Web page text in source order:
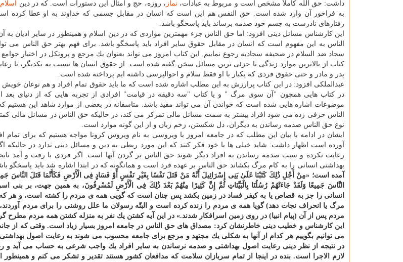
داشت: حق الله كاملاً مشخص است و مربوط به عبادات، نماز ، روزه، حج و امثال این دستورات است. كه در دین اسلام
به فراخور آن وارد شده است. حق النفس هم این است كه انسان در مقابل جسمی كه خداوند به او عطا كرده
رفتارهای نادرست به جسم خود صدمه برساند باید پاسخگو باشد.
این كارشناس مسائل دینی افزود: اما حق الناس جزء مهمترین مواردی كه در دین اسلام و همینطور در سایر ادیان
الناس به این مفهوم است كه انسان در مقابل حقوق سایر افراد باید پاسخگو باشد. برای فهم بهتر حق الناس می
سجاد ضد السلام در صحیفه سجادیه رجوع نماییم. این كتاب امروز می تواند بعنوان یك مرجع و پروتكل در اختیار
كتاب از بالاترین موارد زندگی تا جزئی ترین مسائل سخن گفته شده است. از حقوق انسان ها نسبت به یكدیگر، تا
پدر و مادر و حتی حقوق فردی كه یكبار با او فقط سلام و احوالپرسی داشته ایم پرداخته شده است.
عبدالملكی افزود: در این كتاب پرارزش به این مطلب اشاره شده است كه ما باید حقوق تمام افراد و هم نوعان خویش
در كتاب هایی همچون "آن سوی مرگ " و یا كتاب "سه دقیقه در قیامت" افرادی از تجربه هایی كه از دنیای بعد
موضوعات اشاره هایی شده است كه خواندن آن می تواند مفید باشد. متاسفانه در بعضی از موارد شاهد این هستیم
الناس حرفی زده می شود افراد بیشتر به سمت مسائل مالی تمركز می كند، در حالیكه حق الناس در مسائل مالی
نوع حق الناس صدمه رساندن به دیگران، دل شكستن، زخم زبان و از این گونه موارد است.
ایشان در ادامه با بیان این مطلب كه در جامعه امروز با ویروسی به نام ویروس كرونا مواجه هستیم كه برای تمام
آورده است اظهار داشت: شاید خیلی ها با خود فكر كنند كه این مورد ربطی به دین و مسائل دینی ندارد در حالیكه
رعایت نكرده و سبب صدمه رساندن به افراد دیگر شوند حق الناس بر گردن آنها است. اگر فردی با رفت و آمد
بهداشتی انسانی را به كام مرگ بكشاند حق الناس بر عهده فرد است و همانگونه كه در ابتدا اشاره شد باید پاسخگو
آمده است؛ «مِنْ أَجْلِ ذَٰلِكَ كَتَبْنَا عَلَیٰ بَنِی إِسْرَائِیلَ أَنَّهُ مَنْ قَتَلَ نَفْسًا بِغَیْرِ نَفْسٍ أَوْ فَسَادٍ فِی الْأَرْضِ فَكَأَنَّمَا قَتَلَ النَّاسَ
النَّاسَ جَمِیعًا وَلَقَدْ جَاءَتْهُمْ رُسُلُنَا بِالْبَیِّنَاتِ ثُمَّ إِنَّ كَثِیرًا مِنْهُمْ بَعْدَ ذَٰلِكَ فِی الْأَرْضِ لَمُسْرِفُونَ، به همین جهت، بر بنی
انسانی را جز به قصاص یا به كیفر فساد در زمین بكشد پس چنان است كه گویی همه ی مردم را كشته است، و هر كه
مرگ یا انحراف نجات دهد) گویا همه ی مردم را زنده كرده است و البتّه رسولان ما علل روشنی را برای مردم آوردند،
مردم پس از آن (پیام انبیا) در روی زمین اسرافكار شدند.» در این آیه كشتن یك نفر به منزله كشتن همه مردم مطرح
این كارشناس و خطیب دینی خاطرنشان كرد: مصداق های حق الناس در جامعه امروز بسیار زیاد است. وقتی كه از
می توانیم بگوییم هر كدام از آنها به شكلی یك مجتهد و مرجع برای جامعه محسوب می شوند به رعایت اصول
در نتیجه از نظر دینی رعایت اصول بهداشتی و صدمه نرساندن به سایر افراد یك واجب شرعی به حساب می آید و
لازم الاجرا است. بنده در اینجا از تمام سربازان سلامت كه مدافعان كشور هستند تقدیر و تشكر می كنم و همینطور